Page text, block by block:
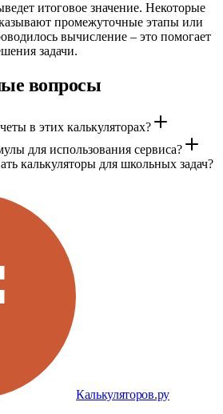
итоговое значение. Некоторые
промежуточные этапы или
вычисление – это помогает
задачи.
вопросы
в этих калькуляторах?
для использования сервиса?
калькуляторы для школьных задач?
Калькуляторов.ру